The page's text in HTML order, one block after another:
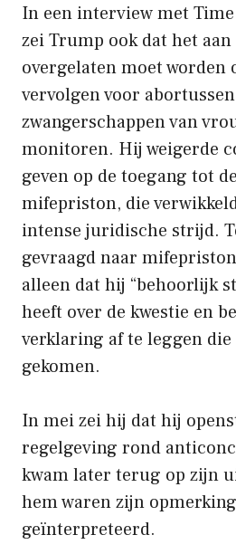
In een interview met
zei Trump ook dat het
overgelaten moet worden
vervolgen voor
zwangerschappen van
monitoren. Hij weigerde
geven op de toegang tot
mifepriston, die
intense juridische strijd.
gevraagd naar
alleen dat hij “behoorlijk
heeft over de kwestie en
verklaring af te leggen
gekomen.
In mei zei hij dat hij
regelgeving rond
kwam later terug op zijn
hem waren zijn
geïnterpreteerd.